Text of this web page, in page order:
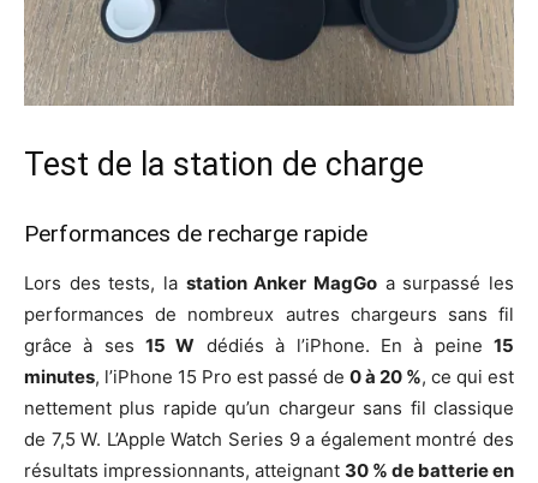
Test de la station de charge
Performances de recharge rapide
Lors des tests, la station Anker MagGo a surpassé les
performances de nombreux autres chargeurs sans fil
grâce à ses15 W dédiés à l’iPhone. En à peine15
minutes, l’iPhone 15 Pro est passé de 0 à 20 %, ce qui est
nettement plus rapide qu’un chargeur sans fil classique
de 7,5 W. L’Apple Watch Series 9 a également montré des
résultats impressionnants, atteignant 30 % de batterie en